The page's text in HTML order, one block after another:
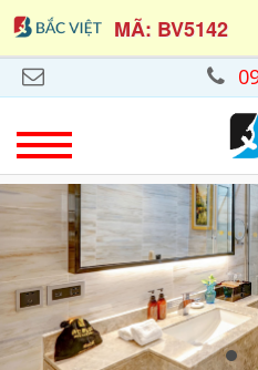
MÃ: BV5142